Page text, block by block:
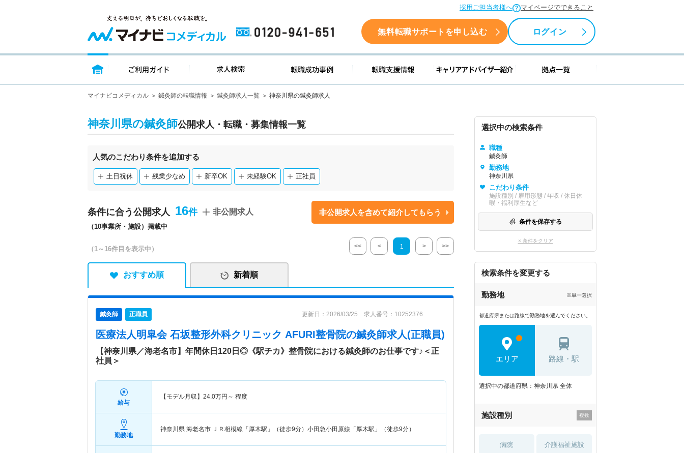
採用ご担当者様へ マイページでできること
0120-941-651 無料転職サポートを申し込む ログイン
トップページ ご利用ガイド 求人検索 転職成功事例 転職支援情報 キャリアアドバイザー紹介 拠点一覧
マイナビコメディカル 鍼灸師の転職情報 鍼灸師求人一覧 神奈川県の鍼灸師求人
神奈川県の鍼灸師公開求人・転職・募集情報一覧
人気のこだわり条件を追加する
土日祝休 残業少なめ 新卒OK 未経験OK 正社員
条件に合う公開求人 16
（10事業所・施設）掲載中
非公開求人 非公開求人を含めて紹介してもらう
（1～16件目を表示中） << < 1 > >>
おすすめ順 新着順
鍼灸師 正職員 更新日：2026/03/25 求人番号：10252376
医療法人明皐会 石坂整形外科クリニック AFURI整骨院の鍼灸師求人(正職員)
【神奈川県／海老名市】年間休日120日◎《駅チカ》整骨院における鍼灸師のお仕事です♪＜正
社員＞
給与
【モデル月収】 24.0万円～ 程度
勤務地
神奈川県 海老名市 ＪＲ相模線「厚木駅」（徒歩9分）小田急小田原線「厚木駅」（徒歩9分）
選択中の検索条件
職種
鍼灸師
勤務地
神奈川県
こだわり条件
施設種別 / 雇用形態 / 年収 / 休日休
暇・福利厚生など
条件を保存する
× 条件をクリア
検索条件を変更する
勤務地 ※単一選択
都道府県または路線で勤務地を選んでください。
エリア 路線・駅
選択中の都道府県：神奈川県 全体
施設種別
病院 介護福祉施設